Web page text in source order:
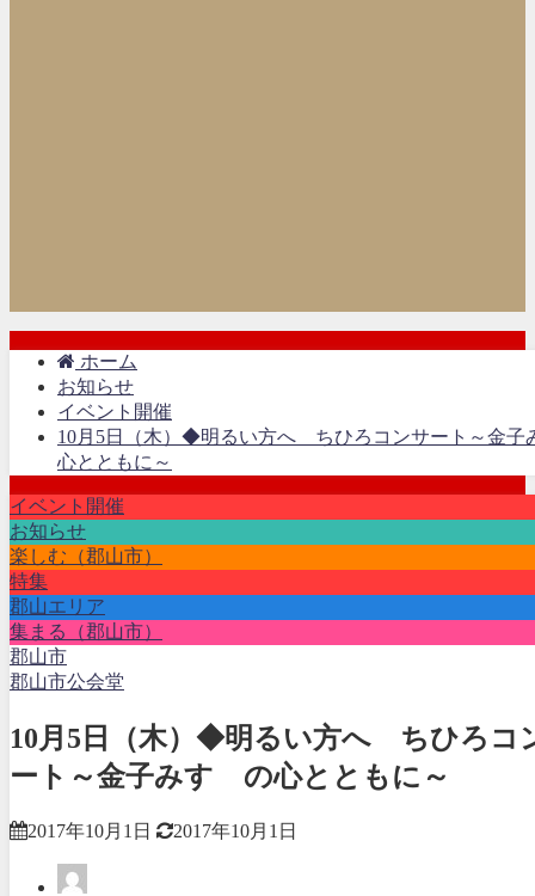
ホーム
お知らせ
イベント開催
10月5日（木）◆明るい方へ ちひろコンサート～金子
心とともに～
イベント開催
お知らせ
楽しむ（郡山市）
特集
郡山エリア
集まる（郡山市）
郡山市
郡山市公会堂
10月5日（木）◆明るい方へ ちひろコ
ート～金子みすゞの心とともに～
2017年10月1日 2017年10月1日